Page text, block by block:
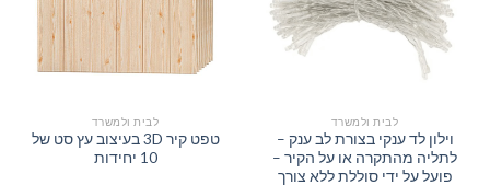
את
האפשרויות
את
האפשרויות
בעמוד
לבית ולמשרד
וילון לד ענקי בצורת לב ענק –
לתליה מהתקרה או על הקיר –
פועל על ידי סוללת ללא צורך
לבית ולמשרד
טפט קיר 3D בעיצוב עץ סט של
10 יחידות